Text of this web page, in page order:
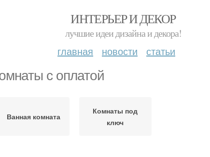
ИНТЕРЬЕР И ДЕКОР
лучшие идеи дизайна и декора!
главная новости статьи
с оплатой
Ванная комната
Комнаты под
ключ